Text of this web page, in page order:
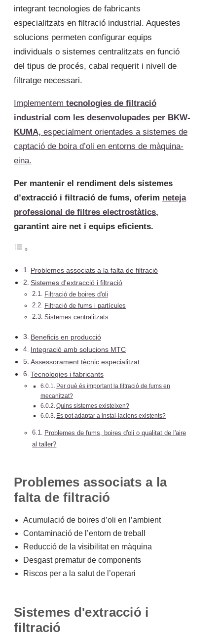
integrant tecnologies de fabricants
especialitzats en filtració industrial. Aquestes
solucions permeten configurar equips
individuals o sistemes centralitzats en funció
del tipus de procés, cabal requerit i nivell de
filtratge necessari.
Implementem tecnologies de filtració
industrial com les desenvolupades per BKW-
KUMA, especialment orientades a sistemes de
captació de boira d’oli en entorns de màquina-
eina.
Per mantenir el rendiment dels sistemes
d’extracció i filtració de fums, oferim neteja
professional de filtres electrostàtics,
garantint aire net i equips eficients.
Problemes associats a la falta de filtració
Sistemes d'extracció i filtració
Filtració de boires d'oli
Filtració de fums i partícules
Sistemes centralitzats
Beneficis en producció
Integració amb solucions MTC
Assessorament tècnic especialitzat
Tecnologies i fabricants
Per què és important la filtració de fums en
mecanitzat?
Quins sistemes existeixen?
Es pot adaptar a instal·lacions existents?
Problemes de fums, boires d'oli o qualitat de l'aire
al taller?
Problemes associats a la
falta de filtració
Acumulació de boires d’oli en l’ambient
Contaminació de l’entorn de treball
Reducció de la visibilitat en màquina
Desgast prematur de components
Riscos per a la salut de l’operari
Sistemes d'extracció i
filtració